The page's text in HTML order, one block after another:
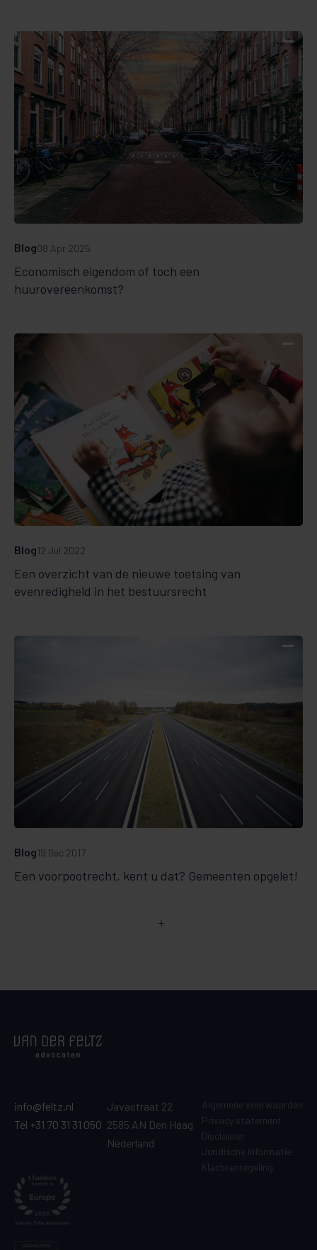
Economisch eigendom of toch een
huurovereenkomst?
Blog08 Apr 2025
Een overzicht van de nieuwe toetsing van
evenredigheid in het bestuursrecht
Blog12 Jul 2022
Een voorpootrecht, kent u dat? Gemeenten opgelet!
Blog19 Dec 2017
info@feltz.nl
Tel +31 70 31 31 050
Javastraat 22
2585 AN Den Haag
Nederland
Algemene voorwaarden
Privacy statement
Disclaimer
Juridische informatie
Klachtenregeling